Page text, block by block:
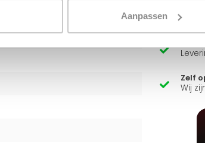
Aanpassen
Zelf
Wij